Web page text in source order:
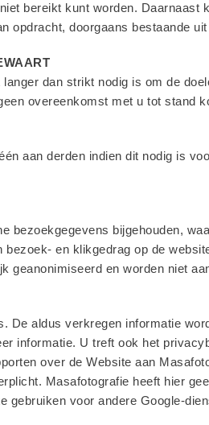
bereikt kunt worden.
opdracht, doorgaans bestaande
dan strikt nodig is om de
overeenkomst met u tot stand
aan derden indien dit nodig is
bezoekgegevens bijgehouden,
en klikgedrag op de
geanonimiseerd en worden niet
De aldus verkregen informatie
informatie. U treft ook het
over de Website aan
Masafotografie heeft hier
gebruiken voor andere Google-